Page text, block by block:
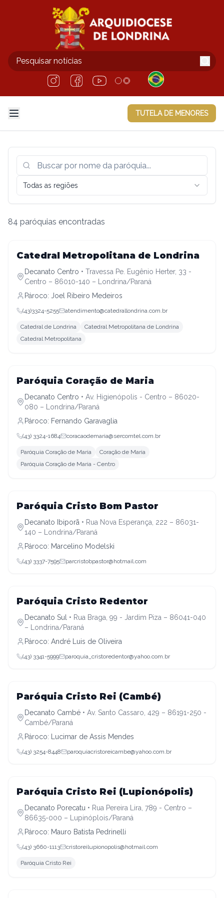
TUTELA DE MENORES
Todas as regiões
84 paróquias encontradas
Decanato Centro
Catedral Metropolitana de Londrina
Decanato Centro • Travessa Pe. Eugênio Herter, 33 -
Centro – 86010-140 – Londrina/Paraná
Pároco: Joel Ribeiro Medeiros
(43)3324-5255 atendimento@catedrallondrina.com.br
Catedral de Londrina
Catedral Metropolitana de Londrina
Catedral Metropolitana
Decanato Centro
Paróquia Coração de Maria
Decanato Centro • Av. Higienópolis - Centro – 86020-
080 – Londrina/Paraná
Pároco: Fernando Garavaglia
(43) 3324-1684 coracaodemaria@sercomtel.com.br
Paróquia Coração de Maria
Coração de Maria
Paróquia Coração de Maria - Centro
Decanato Ibiporã
Paróquia Cristo Bom Pastor
Decanato Ibiporã • Rua Nova Esperança, 222 – 86031-
140 – Londrina/Paraná
Pároco: Marcelino Modelski
(43) 3337-7595 parcristobpastor@hotmail.com
Decanato Sul
Paróquia Cristo Redentor
Decanato Sul • Rua Braga, 99 - Jardim Piza – 86041-040
– Londrina/Paraná
Pároco: André Luis de Oliveira
(43) 3341-5999 paroquia_cristoredentor@yahoo.com.br
Decanato Cambé
Paróquia Cristo Rei (Cambé)
Decanato Cambé • Av. Santo Cassaro, 429 – 86191-250 -
Cambé/Paraná
Pároco:
Lucimar de Assis Mendes
(43) 3254-8448 paroquiacristoreicambe@yahoo.com.br
Decanato Porecatu
Paróquia Cristo Rei (Lupionópolis)
Decanato Porecatu • Rua Pereira Lira, 789 - Centro –
86635-000 – Lupinóplois/Paraná
Pároco: Mauro Batista Pedrinelli
(43) 3660-1113 cristoreilupionopolis@hotmail.com
Paróquia Cristo Rei